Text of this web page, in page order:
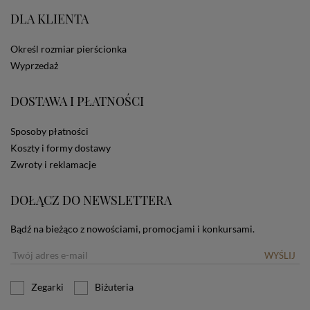
ze Sklepu bez zmiany ustawień w przeglądarce
dotyczących cookies oznacza, że będą one
użytkownika. Jeżeli użytkownik nie wyraża zgody na
stosowanie plików cookies powinien zmienić
informacji o plikach cookies.
DLA KLIENTA
Określ rozmiar pierścionka
Wyprzedaż
DOSTAWA I PŁATNOŚCI
Sposoby płatności
Koszty i formy dostawy
Zwroty i reklamacje
DOŁĄCZ DO NEWSLETTERA
Bądź na bieżąco z nowościami, promocjami i konkursami.
WYŚLIJ
Zegarki Biżuteria